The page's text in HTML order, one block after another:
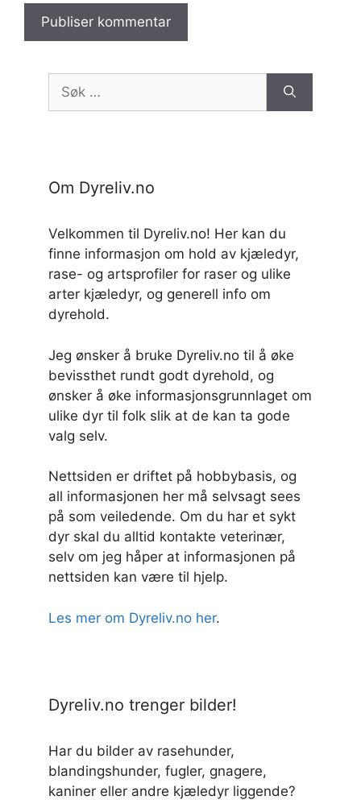
Søk
etter:
Om Dyreliv.no
Velkommen til Dyreliv.no! Her kan du
finne informasjon om hold av kjæledyr,
rase- og artsprofiler for raser og ulike
arter kjæledyr, og generell info om
dyrehold.
Jeg ønsker å bruke Dyreliv.no til å øke
bevissthet rundt godt dyrehold, og
ønsker å øke informasjonsgrunnlaget om
ulike dyr til folk slik at de kan ta gode
valg selv.
Nettsiden er driftet på hobbybasis, og
all informasjonen her må selvsagt sees
på som veiledende. Om du har et sykt
dyr skal du alltid kontakte veterinær,
selv om jeg håper at informasjonen på
nettsiden kan være til hjelp.
Les mer om Dyreliv.no her.
Dyreliv.no trenger bilder!
Har du bilder av rasehunder,
blandingshunder, fugler, gnagere,
kaniner eller andre kjæledyr liggende?